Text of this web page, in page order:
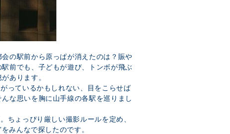
の駅前から原っぱが消えたのは？賑や
前でも、子どもが遊び、トンボが飛ぶ
あります。
っているかもしれない、目をこらせば
な思いを胸に山手線の各駅を巡りまし
ちょっぴり厳しい撮影ルールを定め、
みんなで探したのです。